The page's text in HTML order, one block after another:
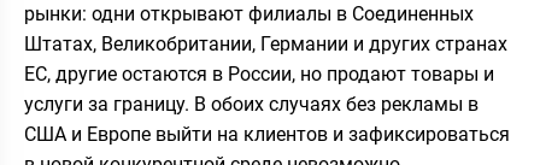
рынки: одни открывают филиалы в Соединенных
Штатах, Великобритании, Германии и других странах
ЕС, другие остаются в России, но продают товары и
услуги за границу. В обоих случаях без рекламы в
США и Европе выйти на клиентов и зафиксироваться